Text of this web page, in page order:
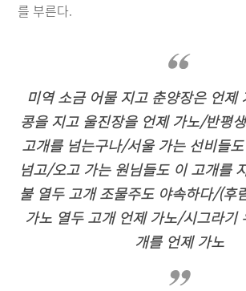
를 부른다.
미역 소금 어물 지고 춘양장은 언제
콩을 지고 울진장을 언제 가노/반평
고개를 넘는구나/서울 가는 선비들
넘고/오고 가는 원님들도 이 고개를
불 열두 고개 조물주도 야속하다/(후
가노 열두 고개 언제 가노/시그라기
개를 언제 가노